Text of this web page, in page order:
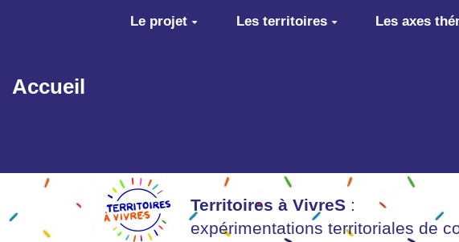
Aller au contenu principal
Accueil
Le projet Les territoires Les axes
Territoires à VivreS :
expérimentations territoriales de